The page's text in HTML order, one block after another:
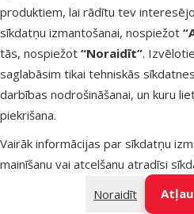
produktiem, lai rādītu tev
sīkdatņu izmantošanai, nospiežot
tās, nospiežot “Noraidīt”.
saglabāsim tikai tehniskās
darbības nodrošināšanai, un kuru
piekrišana.
Vairāk informācijas par sīkdatņu
mainīšanu vai atcelšanu atradīsi
Noraidīt
Plastmasa
Krāsa
BrūnaDaudzkrāsains
Gaiši brūna
PelēkaZila
Produkta veids
Izmērs